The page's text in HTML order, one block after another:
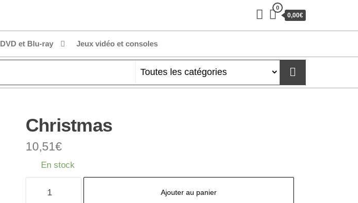
0
0,00€
DVD et Blu-ray Jeux vidéo et consoles
Christmas
10,51€
En stock
Ajouter au panier